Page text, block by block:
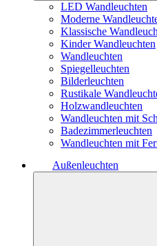
LED Wandleuchten
Moderne
Klassische
Kinder Wandleuchten
Wandleuchten
Spiegelleuchten
Bilderleuchten
Rustikale
Holzwandleuchten
Wandleuchten mit
Badezimmerleuchten
Wandleuchten mit
Außenleuchten